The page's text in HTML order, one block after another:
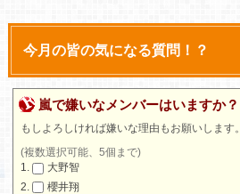
今月の皆の気になる質問！？
嵐で嫌いなメンバーはいますか？
もしよろしければ嫌いな理由もお願いします。
(複数選択可能、5個まで)
大野智
櫻井翔